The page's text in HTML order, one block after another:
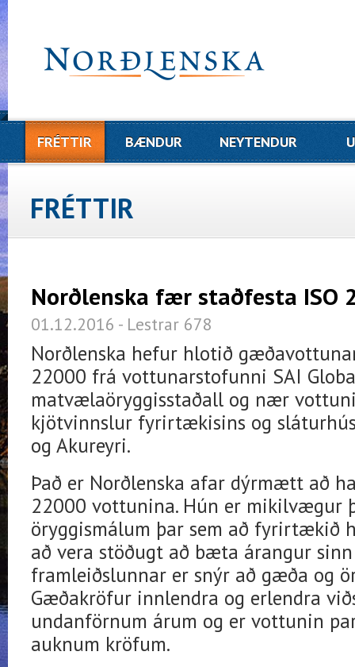
FRÉTTIR
Norðlenska fær staðfesta ISO
01.12.2016 - Lestrar 678
Norðlenska hefur hlotið
22000 frá vottunarstofunni SAI
matvælaöryggisstaðall og nær
kjötvinnslur fyrirtækisins og
og Akureyri.
Það er Norðlenska afar dýrmætt að
22000 vottunina. Hún er mikilvægur
öryggismálum þar sem að fyrirtækið
að vera stöðugt að bæta árangur
framleiðslunnar er snýr að gæða og
Gæðakröfur innlendra og erlendra
undanförnum árum og er vottunin
auknum kröfum.
FRÉTTIR BÆNDUR NEYTENDUR